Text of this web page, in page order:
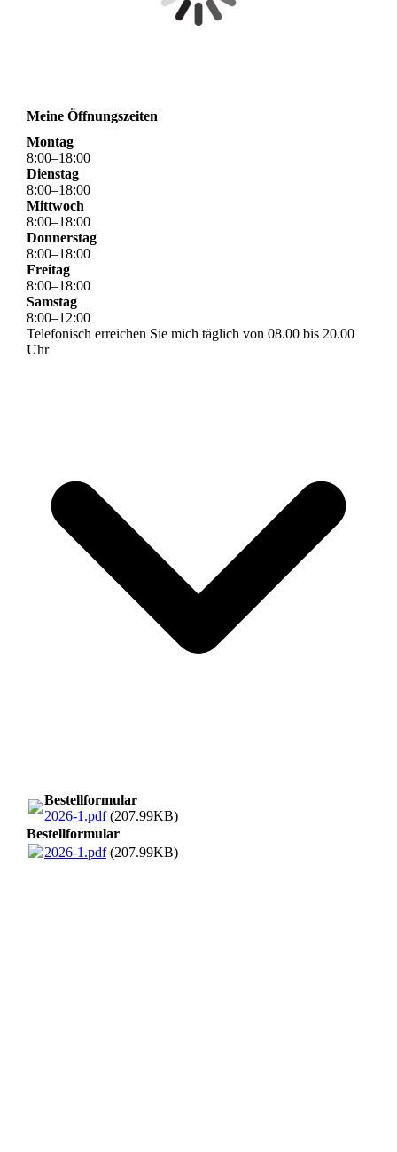
Meine Öffnungszeiten
Montag
8:00–18:00
Dienstag
8:00–18:00
Mittwoch
8:00–18:00
Donnerstag
8:00–18:00
Freitag
8:00–18:00
Samstag
8:00–12:00
Telefonisch erreichen Sie mich täglich von 08.00 bis 20.00
Uhr
Bestellformular
2026-1.pdf(207.99KB)
Bestellformular
2026-1.pdf(207.99KB)